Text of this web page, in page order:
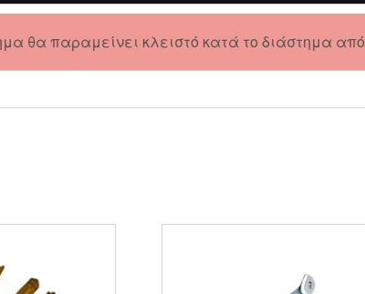
θα παραμείνει κλειστό κατά το διάστημα από